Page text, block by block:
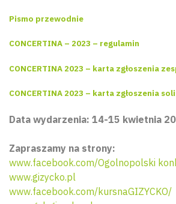
Pismo przewodnie
CONCERTINA – 2023 – regulamin
CONCERTINA 2023 – karta zgłoszenia
CONCERTINA 2023 – karta zgłoszenia
Data wydarzenia: 14-15 kwietnia
Zapraszamy na strony:
www.facebook.com/Ogolnopolski
www.gizycko.pl
www.facebook.com/kursnaGIZYCKO/